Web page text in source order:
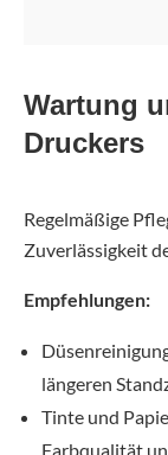
Wartung
Druckers
Regelmäßige
Zuverlässigkeit
Empfehlungen:
längeren
Tinte und
Farbqualität